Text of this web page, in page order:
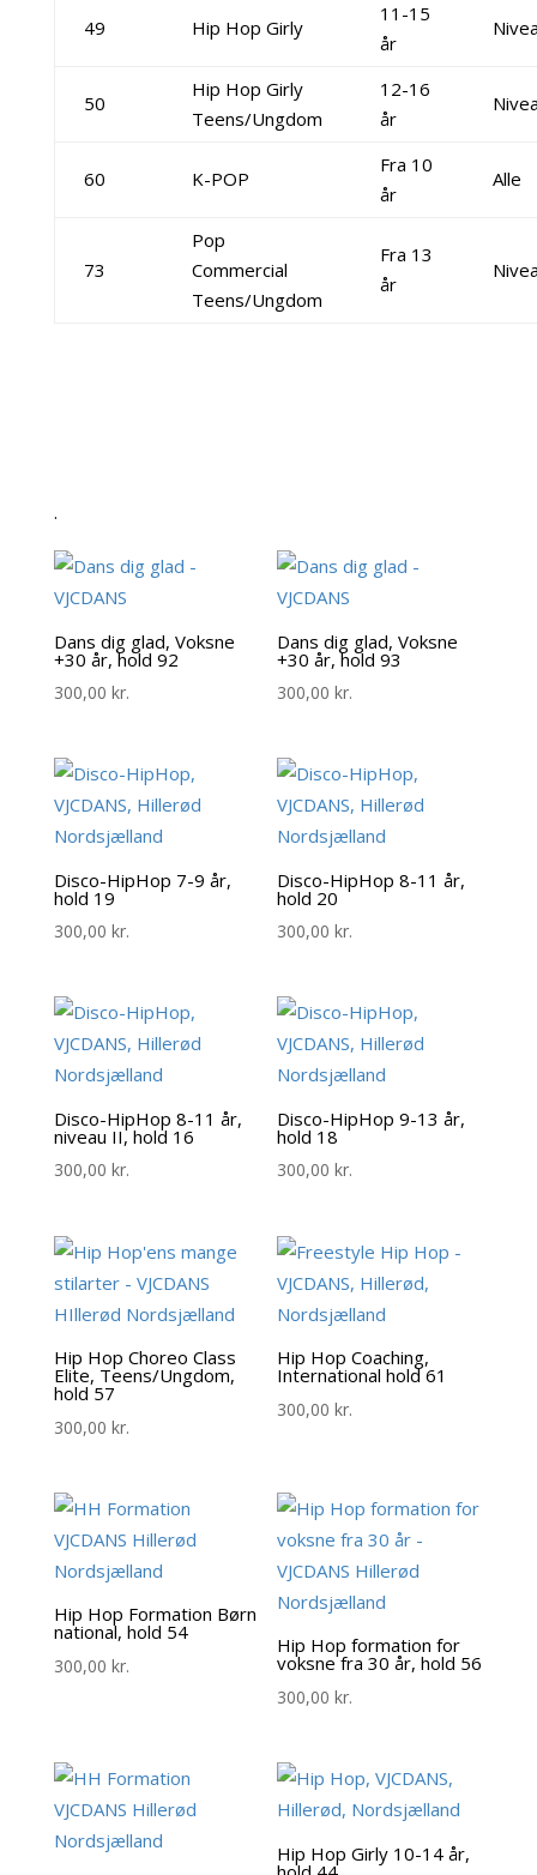
49 Hip Hop Girly
11-15
år
50
Hip Hop Girly
Teens/Ungdom
12-16
år
60 K-POP
Fra 10
år
Alle
73
Pop
Commercial
Teens/Ungdom
Fra 13
år
.
Dans dig glad, Voksne
+30 år, hold 92
300,00 kr.
Dans dig glad, Voksne
+30 år, hold 93
300,00kr.
Disco-HipHop 7-9 år,
hold 19
300,00 kr.
Disco-HipHop 8-11 år,
hold 20
300,00kr.
Disco-HipHop 8-11 år,
niveau II, hold 16
300,00 kr.
Disco-HipHop 9-13 år,
hold 18
300,00kr.
Hip Hop Choreo Class
Elite, Teens/Ungdom,
hold 57
300,00 kr.
Hip Hop Coaching,
International hold 61
300,00kr.
Hip Hop Formation Børn
national, hold 54
300,00 kr.
Hip Hop formation for
voksne fra 30 år, hold 56
300,00kr.
Hip Hop Girly 10-14 år,